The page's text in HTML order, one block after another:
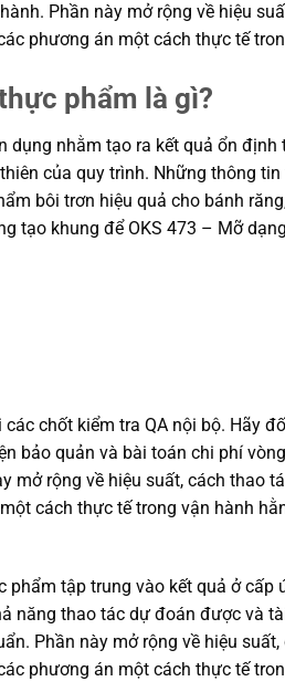
Phần này mở rộng về hiệu
phương án một cách thực tế
phẩm là gì?
nhằm tạo ra kết quả ổn định
của quy trình. Những thông
bôi trơn hiệu quả cho bánh
tạo khung để OKS 473 – Mỡ
chốt kiểm tra QA nội bộ. Hãy
bảo quản và bài toán chi phí
rộng về hiệu suất, cách thao
cách thực tế trong vận hành
tập trung vào kết quả ở cấp
năng thao tác dự đoán được và
Phần này mở rộng về hiệu suất,
phương án một cách thực tế